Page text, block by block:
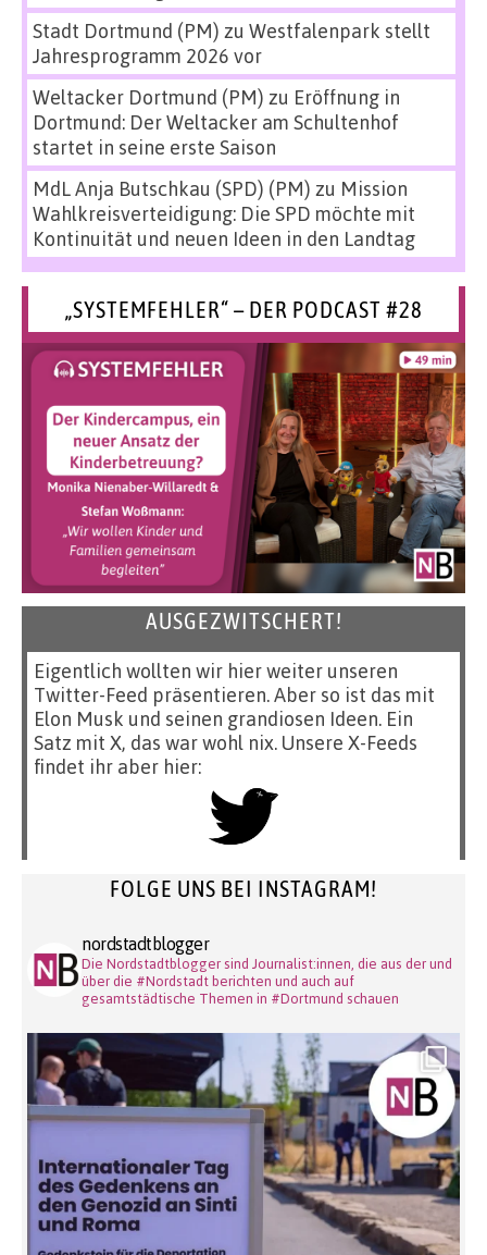
Stadt Dortmund (PM) zu Westfalenpark stellt
Jahresprogramm 2026 vor
Weltacker Dortmund (PM) zu Eröffnung in
Dortmund: Der Weltacker am Schultenhof
startet in seine erste Saison
MdL Anja Butschkau (SPD) (PM) zu Mission
Wahlkreisverteidigung: Die SPD möchte mit
Kontinuität und neuen Ideen in den Landtag
„SYSTEMFEHLER“ – DER PODCAST #28
AUSGEZWITSCHERT!
Eigentlich wollten wir hier weiter unseren
Twitter-Feed präsentieren. Aber so ist das mit
Elon Musk und seinen grandiosen Ideen. Ein
Satz mit X, das war wohl nix. Unsere X-Feeds
findet ihr aber hier:
FOLGE UNS BEI INSTAGRAM!
nordstadtblogger
Die Nordstadtblogger sind Journalist:innen, die aus der und
über die #Nordstadt berichten und auch auf
gesamtstädtische Themen in #Dortmund schauen